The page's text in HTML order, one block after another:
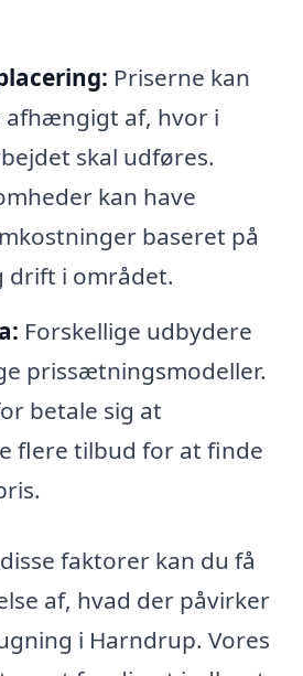
Priserne kan
afhængigt af, hvor i
skal udføres.
kan have
baseret på
drift i området.
Forskellige udbydere
prissætningsmodeller.
betale sig at
flere tilbud for at finde
faktorer kan du få
af, hvad der påvirker
i Harndrup. Vores